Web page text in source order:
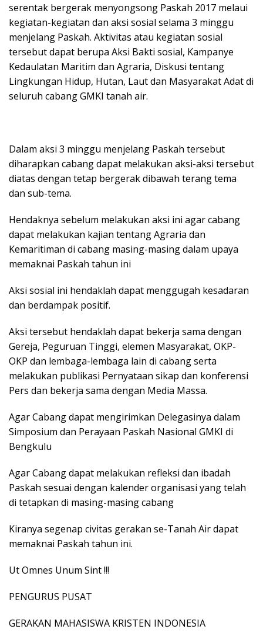
serentak bergerak menyongsong Paskah 2017 melaui
kegiatan-kegiatan dan aksi sosial selama 3 minggu
menjelang Paskah. Aktivitas atau kegiatan sosial
tersebut dapat berupa Aksi Bakti sosial, Kampanye
Kedaulatan Maritim dan Agraria, Diskusi tentang
Lingkungan Hidup, Hutan, Laut dan Masyarakat Adat di
seluruh cabang GMKI tanah air.
Dalam aksi 3 minggu menjelang Paskah tersebut
diharapkan cabang dapat melakukan aksi-aksi tersebut
diatas dengan tetap bergerak dibawah terang tema
dan sub-tema.
Hendaknya sebelum melakukan aksi ini agar cabang
dapat melakukan kajian tentang Agraria dan
Kemaritiman di cabang masing-masing dalam upaya
memaknai Paskah tahun ini
Aksi sosial ini hendaklah dapat menggugah kesadaran
dan berdampak positif.
Aksi tersebut hendaklah dapat bekerja sama dengan
Gereja, Peguruan Tinggi, elemen Masyarakat, OKP-
OKP dan lembaga-lembaga lain di cabang serta
melakukan publikasi Pernyataan sikap dan konferensi
Pers dan bekerja sama dengan Media Massa.
Agar Cabang dapat mengirimkan Delegasinya dalam
Simposium dan Perayaan Paskah Nasional GMKI di
Bengkulu
Agar Cabang dapat melakukan refleksi dan ibadah
Paskah sesuai dengan kalender organisasi yang telah
di tetapkan di masing-masing cabang
Kiranya segenap civitas gerakan se-Tanah Air dapat
memaknai Paskah tahun ini.
Ut Omnes Unum Sint !!!
PENGURUS PUSAT
GERAKAN MAHASISWA KRISTEN INDONESIA